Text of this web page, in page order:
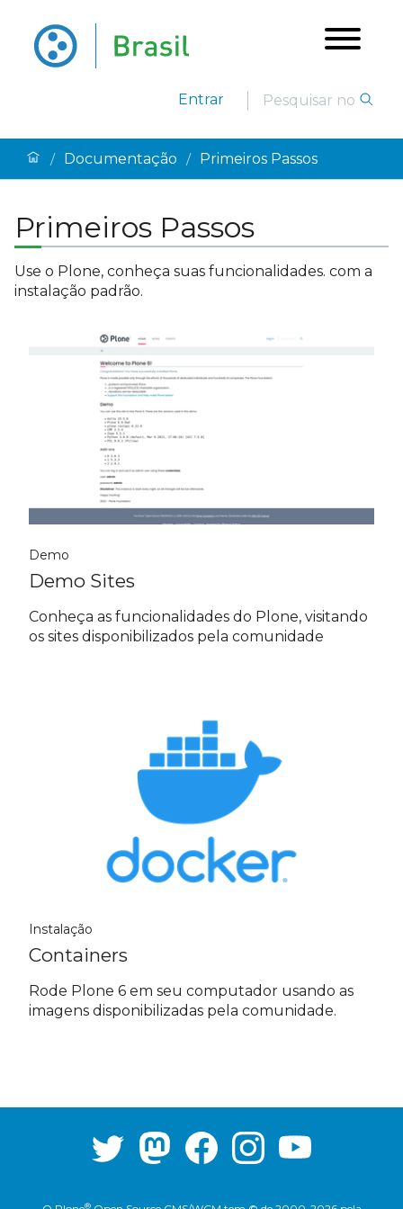
Entrar
/ Documentação / Primeiros Passos
Primeiros Passos
Use o Plone, conheça suas funcionalidades. com a
instalação padrão.
Demo
Demo Sites
Conheça as funcionalidades do Plone, visitando
os sites disponibilizados pela comunidade
Instalação
Containers
Rode Plone 6 em seu computador usando as
imagens disponibilizadas pela comunidade.
®